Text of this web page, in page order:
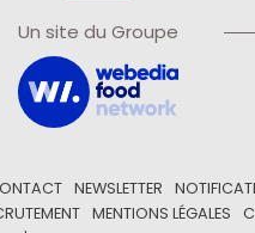
Un site du Groupe
NEWSLETTER
MENTIONS LÉGALES